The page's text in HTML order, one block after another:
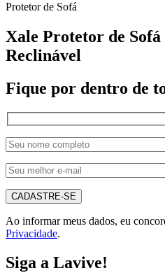
Protetor de Sofá
Xale Protetor de
Reclinável
Fique por dentro de
CADASTRE-SE
Ao informar meus dados, eu
Privacidade.
Siga a Lavive!